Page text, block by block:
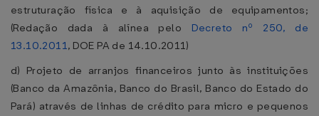
estruturação física e à aquisição de equipamentos;
(Redação dada à alínea pelo Decreto nº 250, de
13.10.2011, DOE PA de 14.10.2011)
d) Projeto de arranjos financeiros junto às instituições
(Banco da Amazônia, Banco do Brasil, Banco do Estado do
Pará) através de linhas de crédito para micro e pequenos